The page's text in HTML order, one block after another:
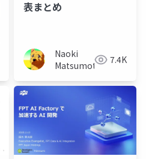
表まとめ
Naoki
Matsumoto
7.4K